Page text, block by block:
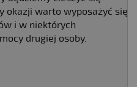
okazji warto wyposażyć się
i w niektórych
drugiej osoby.